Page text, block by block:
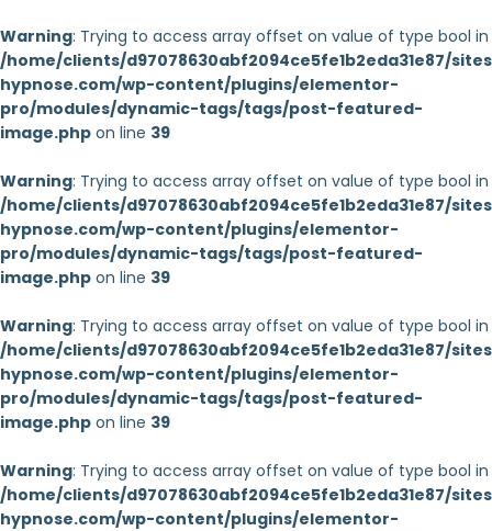
Warning: Trying to access array offset on value of type bool in
/home/clients/d97078630abf2094ce5fe1b2eda31e87/
hypnose.com/wp-content/plugins/elementor-
pro/modules/dynamic-tags/tags/post-featured-
image.php on line 39
Warning: Trying to access array offset on value of type bool in
/home/clients/d97078630abf2094ce5fe1b2eda31e87/
hypnose.com/wp-content/plugins/elementor-
pro/modules/dynamic-tags/tags/post-featured-
image.php on line 39
Warning: Trying to access array offset on value of type bool in
/home/clients/d97078630abf2094ce5fe1b2eda31e87/
hypnose.com/wp-content/plugins/elementor-
pro/modules/dynamic-tags/tags/post-featured-
image.php on line 39
Warning: Trying to access array offset on value of type bool in
/home/clients/d97078630abf2094ce5fe1b2eda31e87/
hypnose.com/wp-content/plugins/elementor-